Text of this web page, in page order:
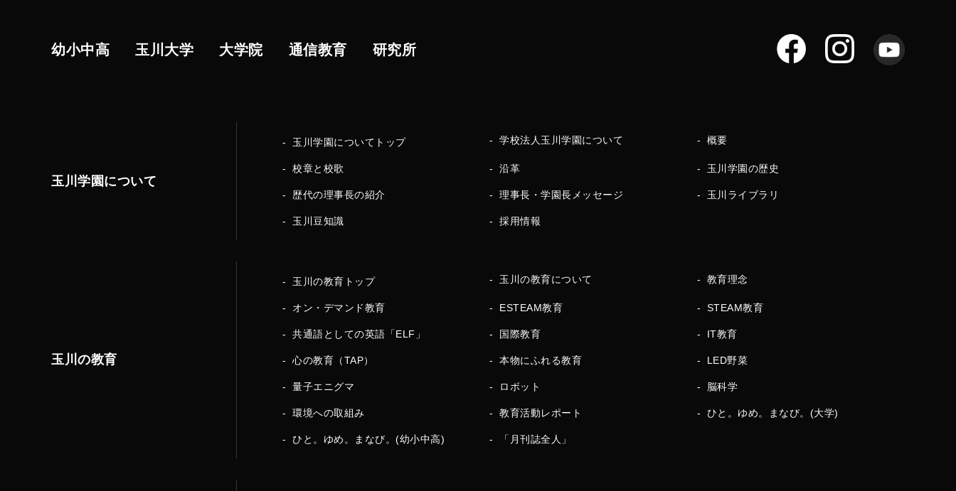
幼小中高 玉川大学 大学院 通信教育 研究所
玉川学園について
玉川学園についてトップ 学校法人玉川学園について 概要
校章と校歌 沿革 玉川学園の歴史
歴代の理事長の紹介 理事長・学園長メッセージ 玉川ライブラリ
玉川豆知識 採用情報
玉川の教育
玉川の教育トップ 玉川の教育について 教育理念
オン・デマンド教育 ESTEAM教育 STEAM教育
共通語としての英語「ELF」 国際教育 IT教育
心の教育（TAP） 本物にふれる教育 LED野菜
量子エニグマ ロボット 脳科学
環境への取組み 教育活動レポート ひと。ゆめ。まなび。(大学)
ひと。ゆめ。まなび。(幼小中高) 「月刊誌全人」